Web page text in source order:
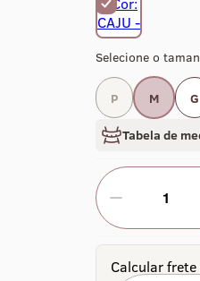
Selecione o
P M G
Tabela de
1
Calcular